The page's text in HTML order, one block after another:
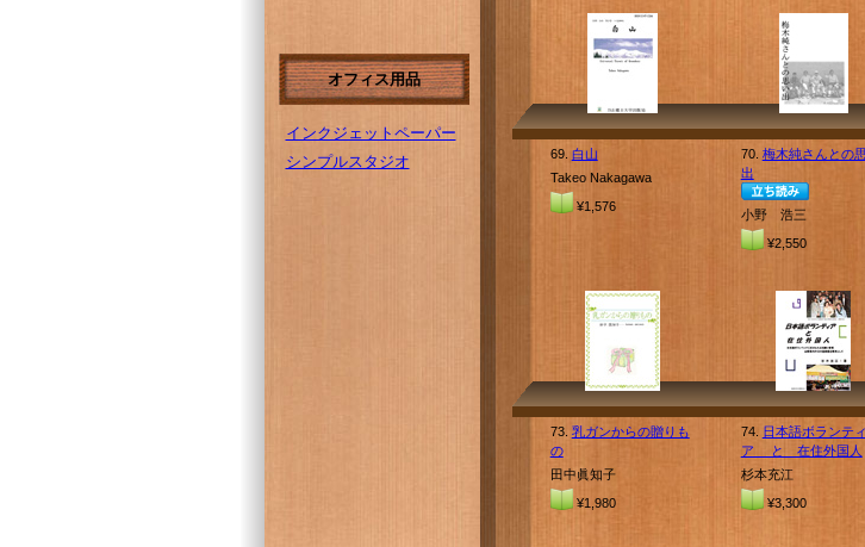
オフィス用品
インクジェットペーパー
シンプルスタジオ
69. 白山
Takeo Nakagawa
¥1,576
70. 梅木純さんとの
出
小野 浩三
¥2,550
73. 乳ガンからの贈りも
の
田中眞知子
¥1,980
74. 日本語ボランティ
ア と 在住外国人
杉本充江
¥3,300